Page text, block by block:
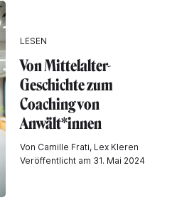
LESEN
Von Mittelalter-
Geschichte zum
Coaching von
Anwält*innen
Von Camille Frati, Lex Kleren
Veröffentlicht am 31. Mai 2024